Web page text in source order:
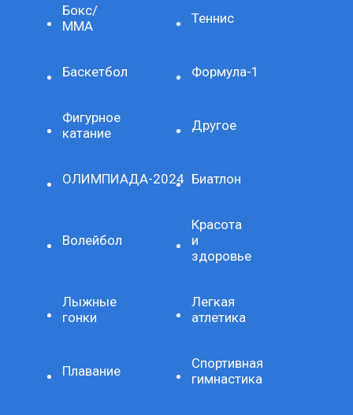
Бокс/
ММА
Теннис
Баскетбол Формула-1
Фигурное
катание
Другое
ОЛИМПИАДА-2024 Биатлон
Волейбол
Красота
и
здоровье
Лыжные
гонки
Легкая
атлетика
Плавание
Спортивная
гимнастика